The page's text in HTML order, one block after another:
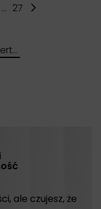
... 27
ale czujesz, że